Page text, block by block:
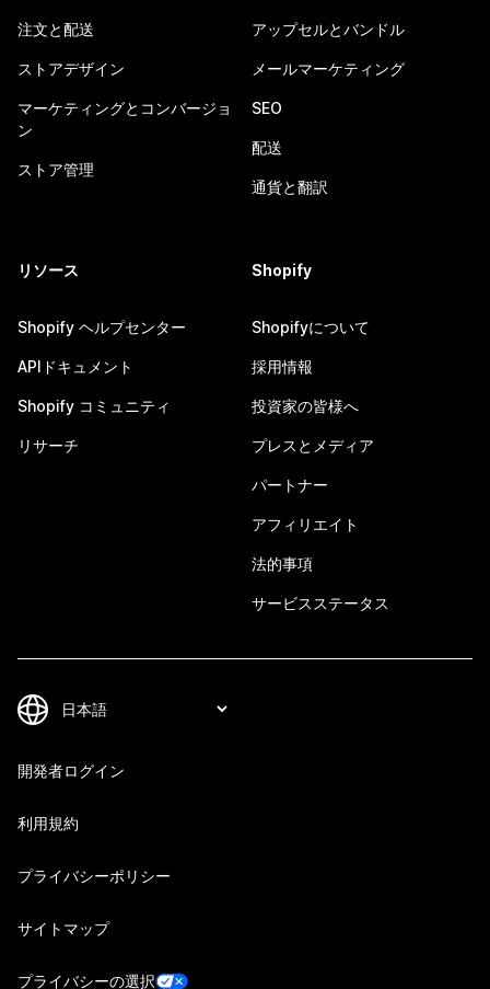
注文と配送
ストアデザイン
マーケティングとコンバージョ
ン
ストア管理
アップセルとバンドル
メールマーケティング
SEO
配送
通貨と翻訳
リソース
Shopify ヘルプセンター
APIドキュメント
Shopify コミュニティ
リサーチ
Shopify
Shopifyについて
採用情報
投資家の皆様へ
プレスとメディア
パートナー
アフィリエイト
法的事項
サービスステータス
開発者ログイン
利用規約
プライバシーポリシー
サイトマップ
プライバシーの選択